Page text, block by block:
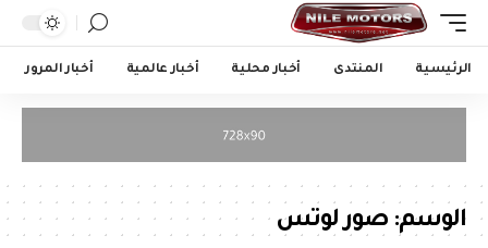
الرئيسية المنتدى أخبار محلية أخبار عالمية أخبار المرور
الوسم: صور لوتس